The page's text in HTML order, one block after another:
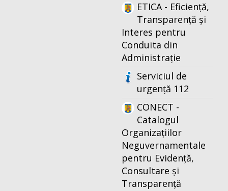
ETICA - Eficiență,
Transparență și
Interes pentru
Conduita din
Administrație
Serviciul de
urgență 112
CONECT -
Catalogul
Organizațiilor
Neguvernamentale
pentru Evidență,
Consultare și
Transparență